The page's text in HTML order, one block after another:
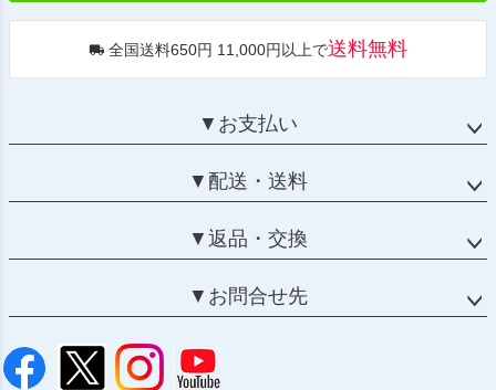
全国送料650円 11,000円以上で送料無料
▼お支払い
▼配送・送料
▼返品・交換
▼お問合せ先